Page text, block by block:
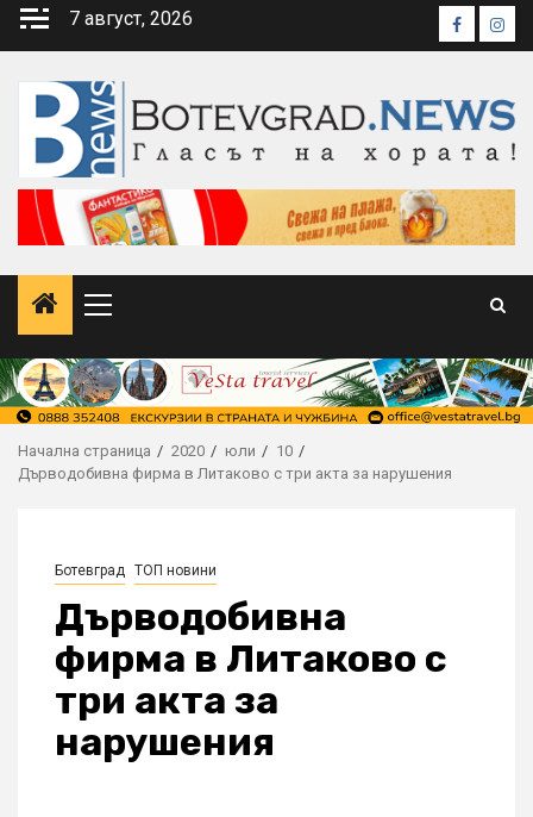
Skip
7 август, 2026 Facebook
Primary
Начална страница 2020 юли
10
Дърводобивна фирма в Литаково с три акта за нарушения
Ботевград ТОП новини
Дърводобивна
фирма в Литаково с
три акта за
нарушения